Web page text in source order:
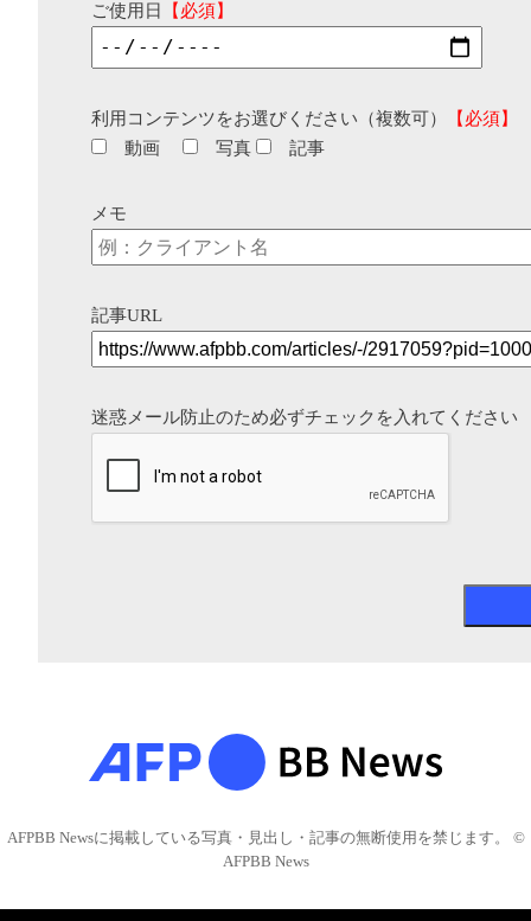
ご使用日 【必須】
利用コンテンツをお選びください（複数可）
【必須】
動画
写真 記事
メモ
記事URL
迷惑メール防止のため必ずチェックを入れてください
AFPBB Newsに掲載している写真・見出し・記事の無断使用を禁じます。 ©
AFPBB News